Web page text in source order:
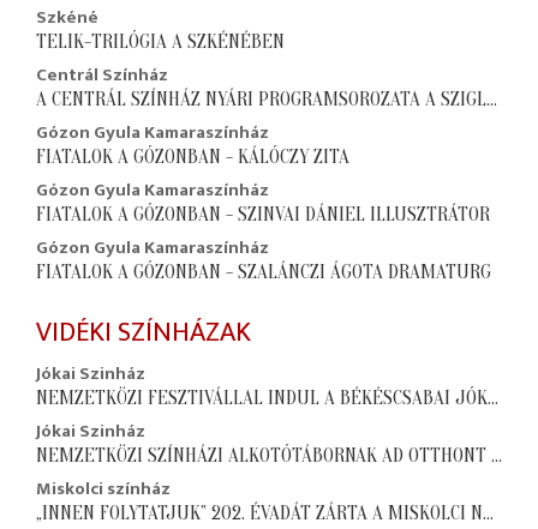
Szkéné
TELIK-TRILÓGIA A SZKÉNÉBEN
Centrál Színház
A CENTRÁL SZÍNHÁZ NYÁRI PROGRAMSOROZATA A SZIGLIGET VÁRUDVARBAN
Gózon Gyula Kamaraszínház
FIATALOK A GÓZONBAN - KÁLÓCZY ZITA
Gózon Gyula Kamaraszínház
FIATALOK A GÓZONBAN - SZINVAI DÁNIEL ILLUSZTRÁTOR
Gózon Gyula Kamaraszínház
FIATALOK A GÓZONBAN - SZALÁNCZI ÁGOTA DRAMATURG
VIDÉKI SZÍNHÁZAK
Jókai Szinház
NEMZETKÖZI FESZTIVÁLLAL INDUL A BÉKÉSCSABAI JÓKAI SZÍNHÁZ ÚJ ÉVADA
Jókai Szinház
NEMZETKÖZI SZÍNHÁZI ALKOTÓTÁBORNAK AD OTTHONT A BÉKÉSCSABAI JÓKAI SZÍNHÁZ
Miskolci színház
„INNEN FOLYTATJUK” 202. ÉVADÁT ZÁRTA A MISKOLCI NEMZETI SZÍNHÁZ